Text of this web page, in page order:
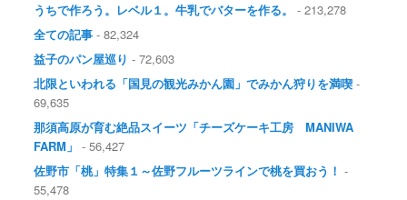
うちで作ろう。レベル１。牛乳でバターを作る。
- 213,278
全ての記事 - 82,324
益子のパン屋巡り - 72,603
北限といわれる「国見の観光みかん園」でみかん狩りを満喫 -
69,635
那須高原が育む絶品スイーツ「チーズケーキ工房 MANIWA
FARM」 - 56,427
佐野市「桃」特集１～佐野フルーツラインで桃を買おう！ -
55,478